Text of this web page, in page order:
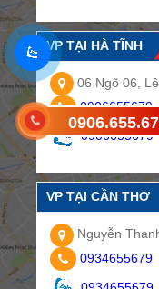
VP TẠI HÀ TĨNH
06 Ngõ 06,
0906655679
0906655679
VP TẠI CẦN THƠ
Nguyễn
0934655679